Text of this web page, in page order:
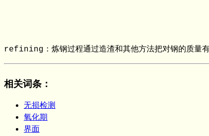
refining：炼钢过程通过造渣和其他方法把对钢的质量有
相关词条 ：
无损检测
氧化期
界面